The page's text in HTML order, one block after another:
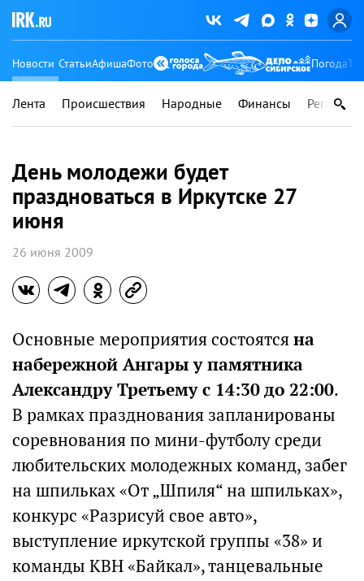
Новости СтатьиАфишаФото Погода
Лента Происшествия Народные Финансы Регионы
День молодежи будет
праздноваться в Иркутске 27
июня
26 июня 2009
Основные мероприятия состоятсяна
набережной Ангары у памятника
Александру Третьему с 14:30 до 22:00.
В рамках празднования запланированы
соревнования по мини-футболу среди
любительских молодежных команд, забег
на шпильках «От „Шпиля“ на шпильках»,
конкурс «Разрисуй свое авто»,
выступление иркутской группы «38» и
команды КВН «Байкал», танцевальные